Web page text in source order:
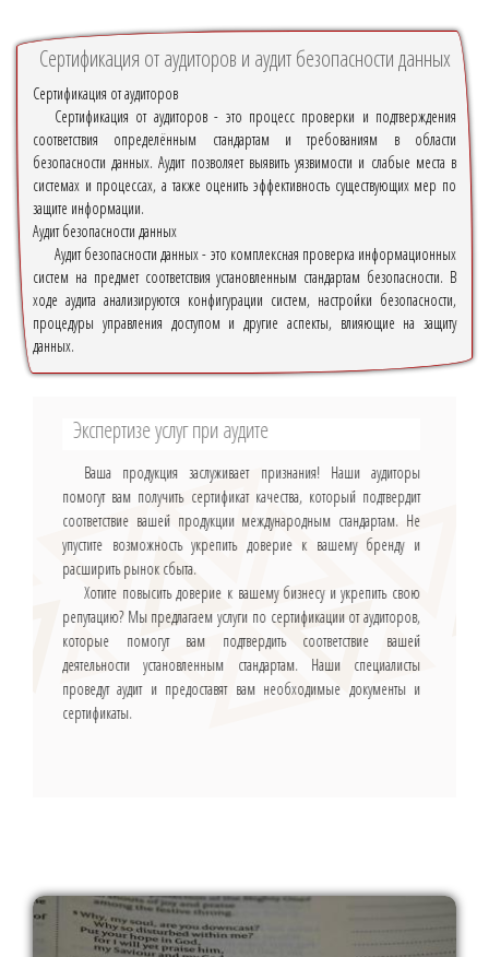
Сертификация от аудиторов и аудит безопасности данных
Сертификация от аудиторов
Сертификация от аудиторов - это процесс проверки и подтверждения
соответствия определённым стандартам и требованиям в области
безопасности данных. Аудит позволяет выявить уязвимости и слабые места в
системах и процессах, а также оценить эффективность существующих мер по
защите информации.
Аудит безопасности данных
Аудит безопасности данных - это комплексная проверка информационных
систем на предмет соответствия установленным стандартам безопасности. В
ходе аудита анализируются конфигурации систем, настройки безопасности,
процедуры управления доступом и другие аспекты, влияющие на защиту
данных.
Экспертизе услуг при аудите
Ваша продукция заслуживает признания! Наши аудиторы
помогут вам получить сертификат качества, который подтвердит
соответствие вашей продукции международным стандартам. Не
упустите возможность укрепить доверие к вашему бренду и
расширить рынок сбыта.
Хотите повысить доверие к вашему бизнесу и укрепить свою
репутацию? Мы предлагаем услуги по сертификации от аудиторов,
которые помогут вам подтвердить соответствие вашей
деятельности установленным стандартам. Наши специалисты
проведут аудит и предоставят вам необходимые документы и
сертификаты.